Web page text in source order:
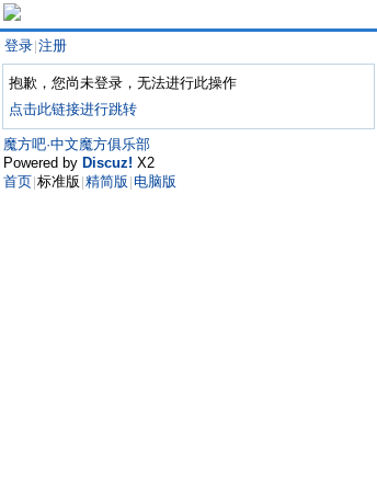
登录 注册
抱歉，您尚未登录，无法进行此操作
点击此链接进行跳转
魔方吧·中文魔方俱乐部
Powered by Discuz! X2
首页 标准版 精简版 电脑版